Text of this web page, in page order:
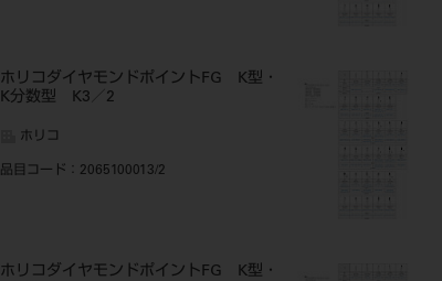
ホリコダイヤモンドポイントFG K型・
K分数型 K3／2
ホリコ
品目コード ：2065100013/2
ホリコダイヤモンドポイントFG K型・